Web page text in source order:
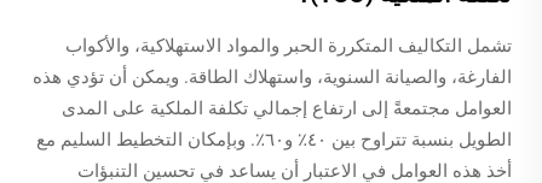
تشمل التكاليف المتكررة الحبر والمواد الاستهلاكية، والأكواب
الفارغة، والصيانة السنوية، واستهلاك الطاقة. ويمكن أن تؤدي هذه
العوامل مجتمعةً إلى ارتفاع إجمالي تكلفة الملكية على المدى
الطويل بنسبة تتراوح بين ٤٠٪ و٦٠٪. وبإمكان التخطيط السليم مع
أخذ هذه العوامل في الاعتبار أن يساعد في تحسين التنبؤات